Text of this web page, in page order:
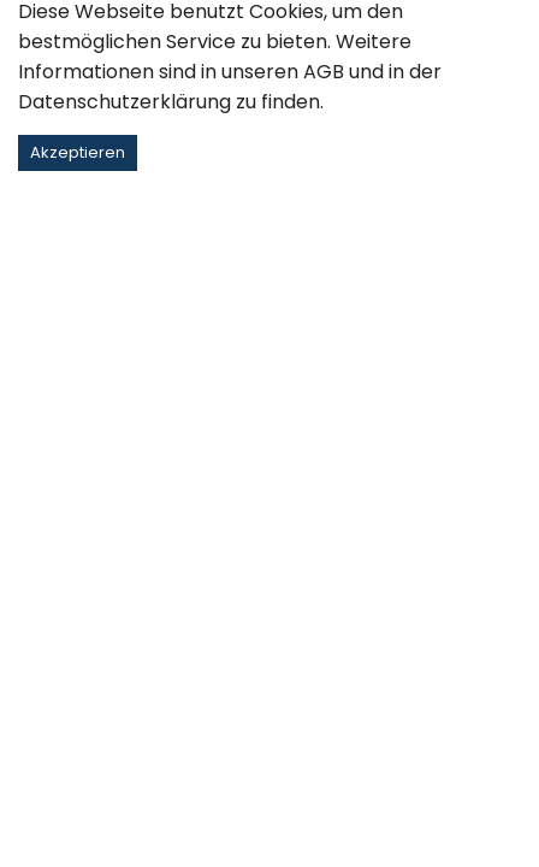
Diese Webseite benutzt Cookies, um den
bestmöglichen Service zu bieten. Weitere
Informationen sind in unserenAGB und in der
Datenschutzerklärung zu finden.
Akzeptieren